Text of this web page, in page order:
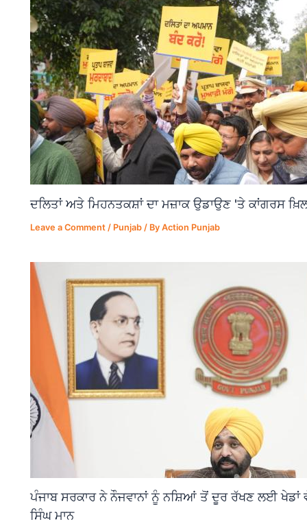
ਦਲਿਤਾਂ ਅਤੇ ਮਿਹਨਤਕਸ਼ਾਂ ਦਾ ਮਜ਼ਾਕ ਉਡਾਉਣ 'ਤੇ ਕਾਂਗਰਸ
Leave a Comment / Punjab / ByAction Punjab
ਪੰਜਾਬ ਸਰਕਾਰ ਨੇ ਨੌਜਵਾਨਾਂ ਨੂੰ ਨਸ਼ਿਆਂ ਤੋਂ ਦੂਰ ਰੱਖਣ ਲਈ ਖੇਡਾਂ
ਸਿੰਘ ਮਾਨ